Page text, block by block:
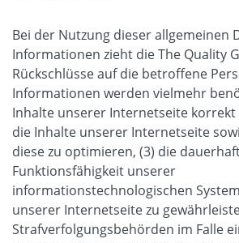
Bei der Nutzung dieser allgemeinen
Informationen zieht die The Quality
Rückschlüsse auf die betroffene
Informationen werden vielmehr
Inhalte unserer Internetseite korrekt
die Inhalte unserer Internetseite
diese zu optimieren, (3) die
Funktionsfähigkeit unserer
informationstechnologischen
unserer Internetseite zu
Strafverfolgungsbehörden im Falle